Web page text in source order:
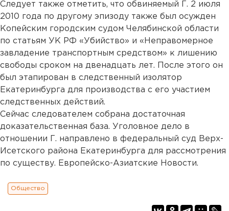
Следует также отметить, что обвиняемый Г. 2 июля
2010 года по другому эпизоду также был осужден
Копейским городским судом Челябинской области
по статьям УК РФ «Убийство» и «Неправомерное
завладение транспортным средством» к лишению
свободы сроком на двенадцать лет. После этого он
был этапирован в следственный изолятор
Екатеринбурга для производства с его участием
следственных действий.
Сейчас следователем собрана достаточная
доказательственная база. Уголовное дело в
отношении Г. направлено в федеральный суд Верх-
Исетского района Екатеринбурга для рассмотрения
по существу. Европейско-Азиатские Новости.
Общество